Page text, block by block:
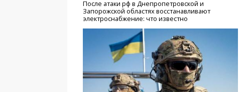
После атаки рф в Днепропетровской и
Запорожской областях восстанавливают
электроснабжение: что известно